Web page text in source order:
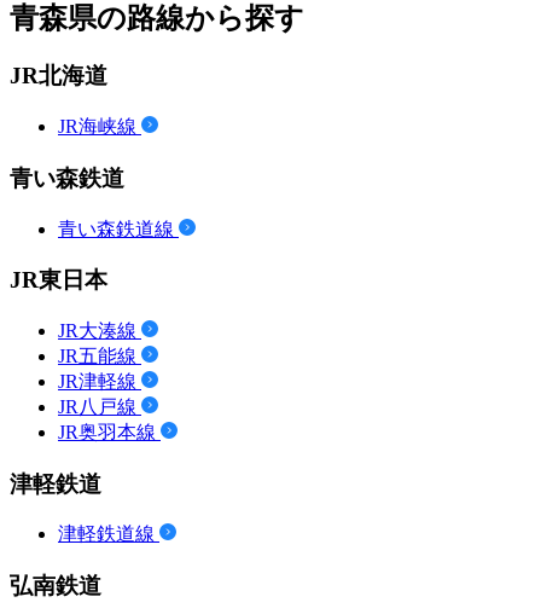
青森県の路線から探す
JR北海道
JR海峡線
青い森鉄道
青い森鉄道線
JR東日本
JR大湊線
JR五能線
JR津軽線
JR八戸線
JR奥羽本線
津軽鉄道
津軽鉄道線
弘南鉄道